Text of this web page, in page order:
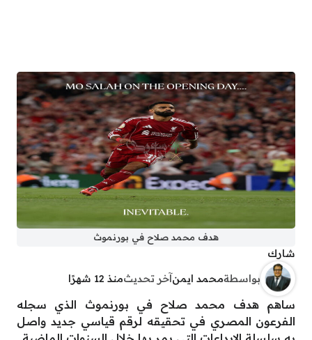
هدف محمد صلاح في بورنموث
شارك
بواسطةمحمد ايمنآخر تحديثمنذ 12 شهرًا
ساهم هدف محمد صلاح في بورنموث الذي سجله
الفرعون المصري في تحقيقه لرقم قياسي جديد واصل